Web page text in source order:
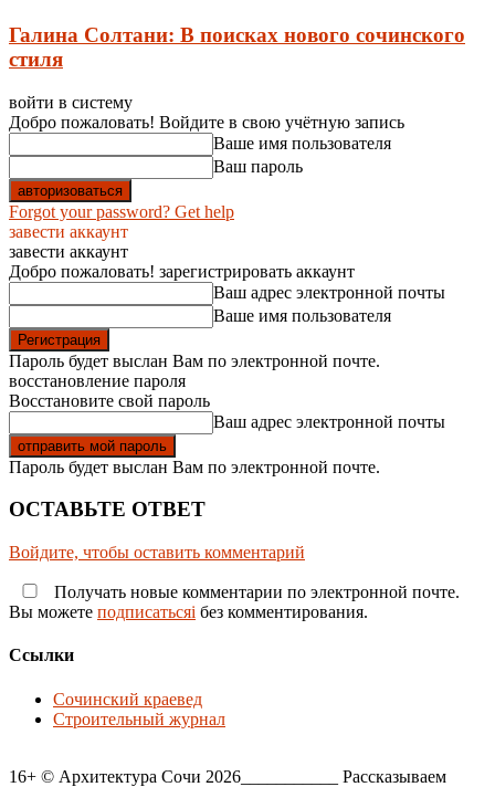
Галина Солтани: В поисках нового сочинского
стиля
войти в систему
Добро пожаловать! Войдите в свою учётную запись
Ваше имя пользователя
Ваш пароль
Forgot your password? Get help
завести аккаунт
завести аккаунт
Добро пожаловать! зарегистрировать аккаунт
Ваш адрес электронной почты
Ваше имя пользователя
Пароль будет выслан Вам по электронной почте.
восстановление пароля
Восстановите свой пароль
Ваш адрес электронной почты
Пароль будет выслан Вам по электронной почте.
ОСТАВЬТЕ ОТВЕТ
Войдите, чтобы оставить комментарий
Получать новые комментарии по электронной почте.
Вы можете подписатьсяi без комментирования.
Ссылки
Сочинский краевед
Строительный журнал
16+ © Архитектура Сочи 2026___________ Рассказываем